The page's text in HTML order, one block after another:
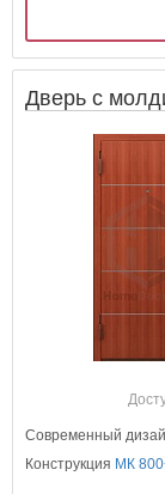
Дверь с
Современный
Конструкция МК